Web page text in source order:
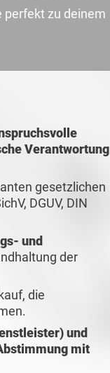
perfekt zu deinem
Verantwortung
gesetzlichen
DGUV, DIN
und
der
die
und
mit